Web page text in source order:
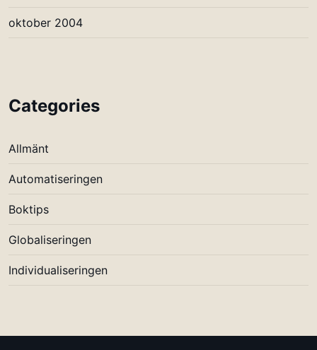
oktober 2004
Categories
Allmänt
Automatiseringen
Boktips
Globaliseringen
Individualiseringen